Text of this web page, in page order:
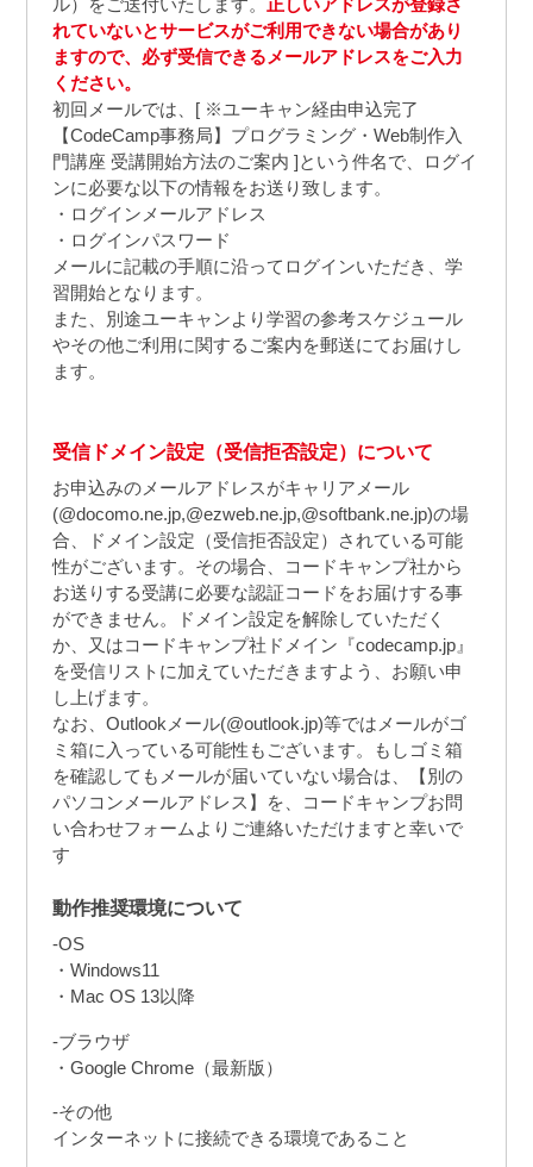
ル）をご送付いたします。
正しいアドレスが登録さ
れていないとサービスがご利用できない場合があり
ますので、必ず受信できるメールアドレスをご入力
ください。
初回メールでは、[ ※ユーキャン経由申込完了
【CodeCamp事務局】プログラミング・Web制作入
門講座 受講開始方法のご案内 ]という件名で、ログイ
ンに必要な以下の情報をお送り致します。
ログインメールアドレス
ログインパスワード
メールに記載の手順に沿ってログインいただき、学
習開始となります。
また、別途ユーキャンより学習の参考スケジュール
やその他ご利用に関するご案内を郵送にてお届けし
ます。
受信ドメイン設定（受信拒否設定）について
お申込みのメールアドレスがキャリアメール
(@docomo.ne.jp,@ezweb.ne.jp,@softbank.ne.jp)の場
合、ドメイン設定（受信拒否設定）されている可能
性がございます。その場合、コードキャンプ社から
お送りする受講に必要な認証コードをお届けする事
ができません。ドメイン設定を解除していただく
か、又はコードキャンプ社ドメイン『codecamp.jp』
を受信リストに加えていただきますよう、お願い申
し上げます。
なお、Outlookメール(@outlook.jp)等ではメールがゴ
ミ箱に入っている可能性もございます。もしゴミ箱
を確認してもメールが届いていない場合は、【別の
パソコンメールアドレス】を、コードキャンプお問
い合わせフォームよりご連絡いただけますと幸いで
す
動作推奨環境について
-OS
Windows11
Mac OS 13以降
-ブラウザ
Google Chrome（最新版）
-その他
インターネットに接続できる環境であること